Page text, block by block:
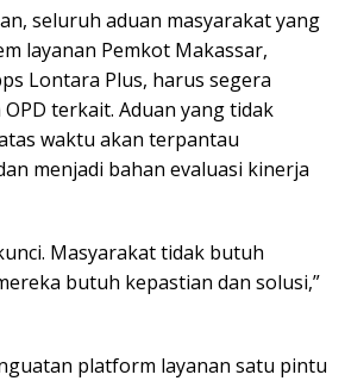
seluruh aduan masyarakat yang
layanan Pemkot Makassar,
Lontara Plus, harus segera
terkait. Aduan yang tidak
waktu akan terpantau
menjadi bahan evaluasi kinerja
Masyarakat tidak butuh
butuh kepastian dan solusi,”
platform layanan satu pintu